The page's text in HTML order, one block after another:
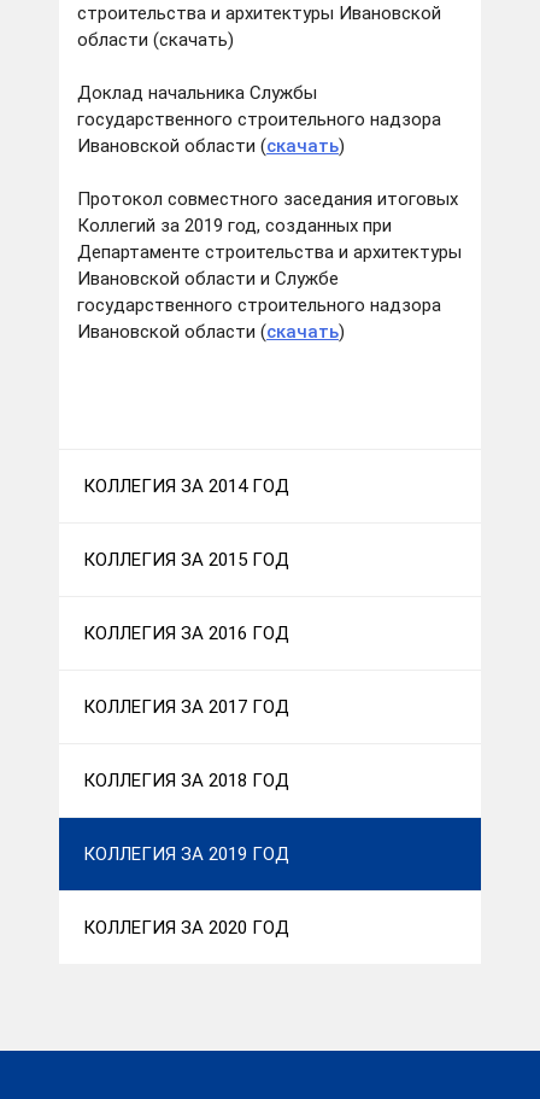
строительства и архитектуры Ивановской
области (скачать)
Доклад начальника Службы
государственного строительного надзора
Ивановской области (скачать)
Протокол совместного заседания итоговых
Коллегий за 2019 год, созданных при
Департаменте строительства и архитектуры
Ивановской области и Службе
государственного строительного надзора
Ивановской области (скачать)
КОЛЛЕГИЯ ЗА 2014 ГОД
КОЛЛЕГИЯ ЗА 2015 ГОД
КОЛЛЕГИЯ ЗА 2016 ГОД
КОЛЛЕГИЯ ЗА 2017 ГОД
КОЛЛЕГИЯ ЗА 2018 ГОД
КОЛЛЕГИЯ ЗА 2019 ГОД
КОЛЛЕГИЯ ЗА 2020 ГОД